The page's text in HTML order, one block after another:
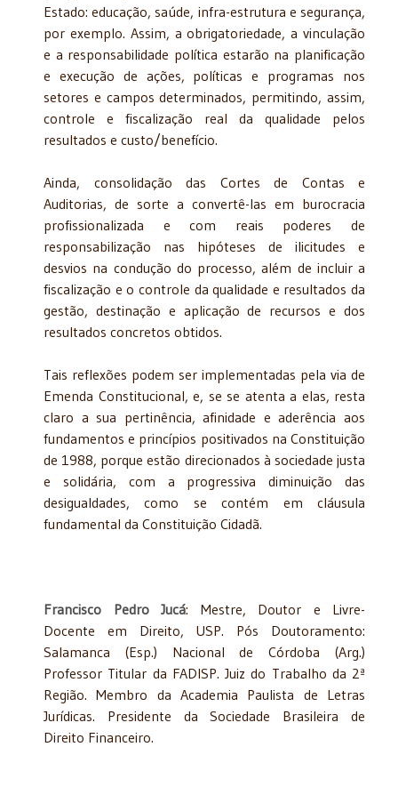
Estado: educação, saúde, infra-estrutura e segurança,
por exemplo. Assim, a obrigatoriedade, a vinculação
e a responsabilidade política estarão na planificação
e execução de ações, políticas e programas nos
setores e campos determinados, permitindo, assim,
controle e fiscalização real da qualidade pelos
resultados e custo/benefício.
Ainda, consolidação das Cortes de Contas e
Auditorias, de sorte a convertê-las em burocracia
profissionalizada e com reais poderes de
responsabilização nas hipóteses de ilicitudes e
desvios na condução do processo, além de incluir a
fiscalização e o controle da qualidade e resultados da
gestão, destinação e aplicação de recursos e dos
resultados concretos obtidos.
Tais reflexões podem ser implementadas pela via de
Emenda Constitucional, e, se se atenta a elas, resta
claro a sua pertinência, afinidade e aderência aos
fundamentos e princípios positivados na Constituição
de 1988, porque estão direcionados à sociedade justa
e solidária, com a progressiva diminuição das
desigualdades, como se contém em cláusula
fundamental da Constituição Cidadã.
Francisco Pedro Jucá: Mestre, Doutor e Livre-
Docente em Direito, USP. Pós Doutoramento:
Salamanca (Esp.) Nacional de Córdoba (Arg.)
Professor Titular da FADISP. Juiz do Trabalho da 2ª
Região. Membro da Academia Paulista de Letras
Jurídicas. Presidente da Sociedade Brasileira de
Direito Financeiro.